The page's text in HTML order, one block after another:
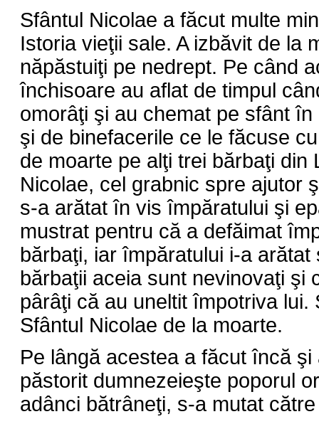
Sfântul Nicolae a făcut multe
Istoria vieţii sale. A izbăvit de la
năpăstuiţi pe nedrept. Pe când
închisoare au aflat de timpul
omorâţi şi au chemat pe sfânt
şi de binefacerile ce le făcuse
de moarte pe alţi trei bărbaţi din
Nicolae, cel grabnic spre ajutor
s-a arătat în vis împăratului şi
mustrat pentru că a defăimat
bărbaţi, iar împăratului i-a arătat
bărbaţii aceia sunt nevinovaţi şi
pârâţi că au uneltit împotriva lui.
Sfântul Nicolae de la moarte.
Pe lângă acestea a făcut încă şi
păstorit dumnezeieşte poporul
adânci bătrâneţi, s-a mutat